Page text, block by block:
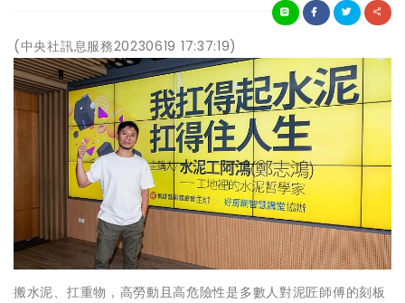
(中央社訊息服務20230619 17:37:19)
搬水泥、扛重物，高勞動且高危險性是多數人對泥匠師傅的刻板